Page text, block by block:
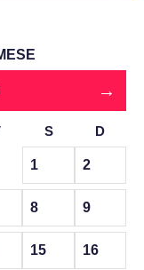
→
S D
1 2
8 9
15 16